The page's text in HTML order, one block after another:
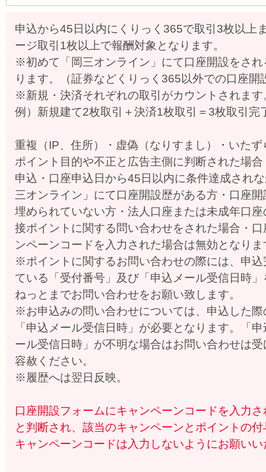
申込から45日以内にくりっく365で取引3枚以上
ージ取引1枚以上で報酬対象となります。
※初めて「岡三オンライン」にて口座開設をさ
ります。（証券などくりっく365以外での口座開
※新規・決済それぞれの取引がカウントされます
例）新規建て2枚取引＋決済1枚取引＝3枚取引完
重複（IP、住所）・虚偽（なりすまし）・いた
ポイント目的や不正と広告主側に判断された場
申込・口座申込日から45日以内に条件達成され
三オンライン」にて口座開設歴がある方・口座
埋められていない方・法人口座または未成年口
接ポイントに関する問い合わせをされた場合・
ンペーンコードを入力された場合は無効となりま
※ポイントに関するお問い合わせの際には、申
ている「受付番号」及び「申込メール受信日時
ねっとまでお問い合わせをお願い致します。
※お申込みの問い合わせについては、申込した
「申込メール受信日時」が必要となります。「
ール受信日時」が不明な場合はお問い合わせは
容赦ください。
※履歴へは翌日反映。
口座開設フォームにキャンペーンコードを入力
と判断され、該当のキャンペーンとポイントの
キャンペーンコードは入力しないようにお願い